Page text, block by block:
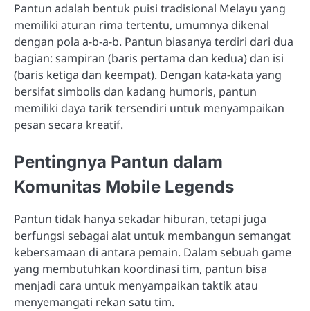
Pantun adalah bentuk puisi tradisional Melayu yang
memiliki aturan rima tertentu, umumnya dikenal
dengan pola a-b-a-b. Pantun biasanya terdiri dari dua
bagian: sampiran (baris pertama dan kedua) dan isi
(baris ketiga dan keempat). Dengan kata-kata yang
bersifat simbolis dan kadang humoris, pantun
memiliki daya tarik tersendiri untuk menyampaikan
pesan secara kreatif.
Pentingnya Pantun dalam
Komunitas Mobile Legends
Pantun tidak hanya sekadar hiburan, tetapi juga
berfungsi sebagai alat untuk membangun semangat
kebersamaan di antara pemain. Dalam sebuah game
yang membutuhkan koordinasi tim, pantun bisa
menjadi cara untuk menyampaikan taktik atau
menyemangati rekan satu tim.